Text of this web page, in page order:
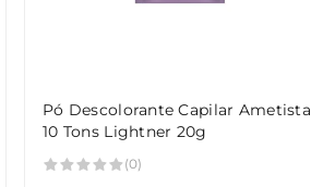
Pó Descolorante Capilar Ametista
10 Tons Lightner 20g
(0)